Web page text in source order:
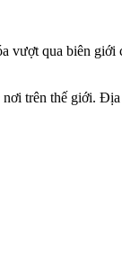
vượt qua biên
trên thế giới.